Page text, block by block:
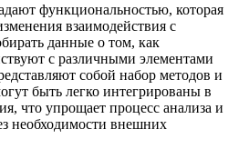
функциональностью, которая
взаимодействия с
данные о том, как
с различными элементами
собой набор методов и
быть легко интегрированы в
что упрощает процесс анализа и
необходимости внешних